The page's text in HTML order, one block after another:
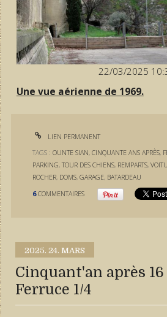
22/03/2025
Une vue aérienne de 1969.
LIEN PERMANENT
TAGS :OUNTE SIAN,CINQUANTE ANS APRÈS,
PARKING,TOUR DES CHIENS, REMPARTS,
ROCHER, DOMS,GARAGE, BATARDEAU
6 COMMENTAIRES
2025. 24. MARS
Cinquant'an après
Ferruce 1/4